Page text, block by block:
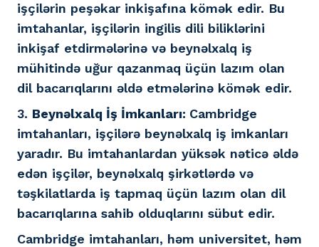
işçilərin peşəkar inkişafına kömək edir. Bu
imtahanlar, işçilərin ingilis dili biliklərini
inkişaf etdirmələrinə və beynəlxalq iş
mühitində uğur qazanmaq üçün lazım olan
dil bacarıqlarını əldə etmələrinə kömək edir.
3. Beynəlxalq İş İmkanları: Cambridge
imtahanları, işçilərə beynəlxalq iş imkanları
yaradır. Bu imtahanlardan yüksək nəticə əldə
edən işçilər, beynəlxalq şirkətlərdə və
təşkilatlarda iş tapmaq üçün lazım olan dil
bacarıqlarına sahib olduqlarını sübut edir.
Cambridge imtahanları, həm universitet, həm